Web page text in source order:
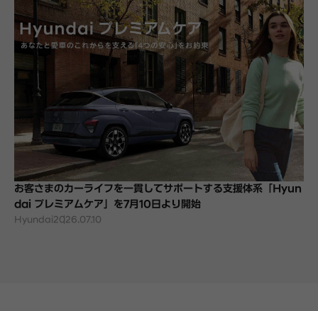
お客さまのカーライフを一貫してサポートする支援体系「Hyun
dai プレミアムケア」を7月10日より開始
Hyundai2026.07.10